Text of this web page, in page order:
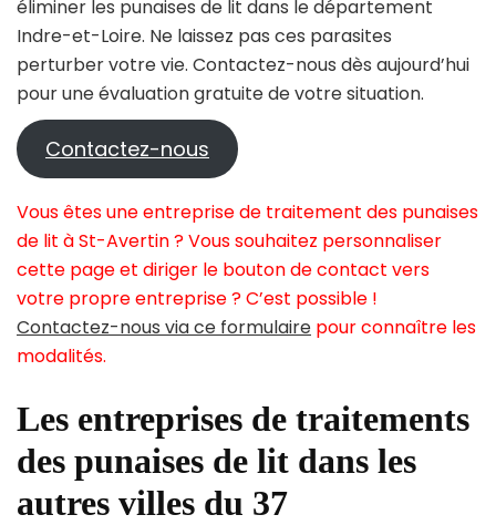
éliminer les punaises de lit dans le département
Indre-et-Loire. Ne laissez pas ces parasites
perturber votre vie. Contactez-nous dès aujourd’hui
pour une évaluation gratuite de votre situation.
Contactez-nous
Vous êtes une entreprise de traitement des punaises
de lit à St-Avertin ? Vous souhaitez personnaliser
cette page et diriger le bouton de contact vers
votre propre entreprise ? C’est possible !
Contactez-nous via ce formulaire pour connaître les
modalités.
Les entreprises de traitements
des punaises de lit dans les
autres villes du 37